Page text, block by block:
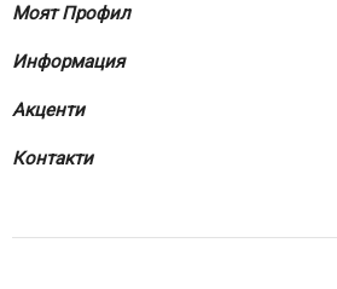
Моят Профил
Информация
Акценти
Контакти